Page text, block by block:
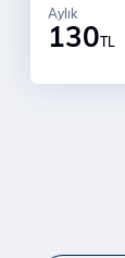
130TL
Aylık